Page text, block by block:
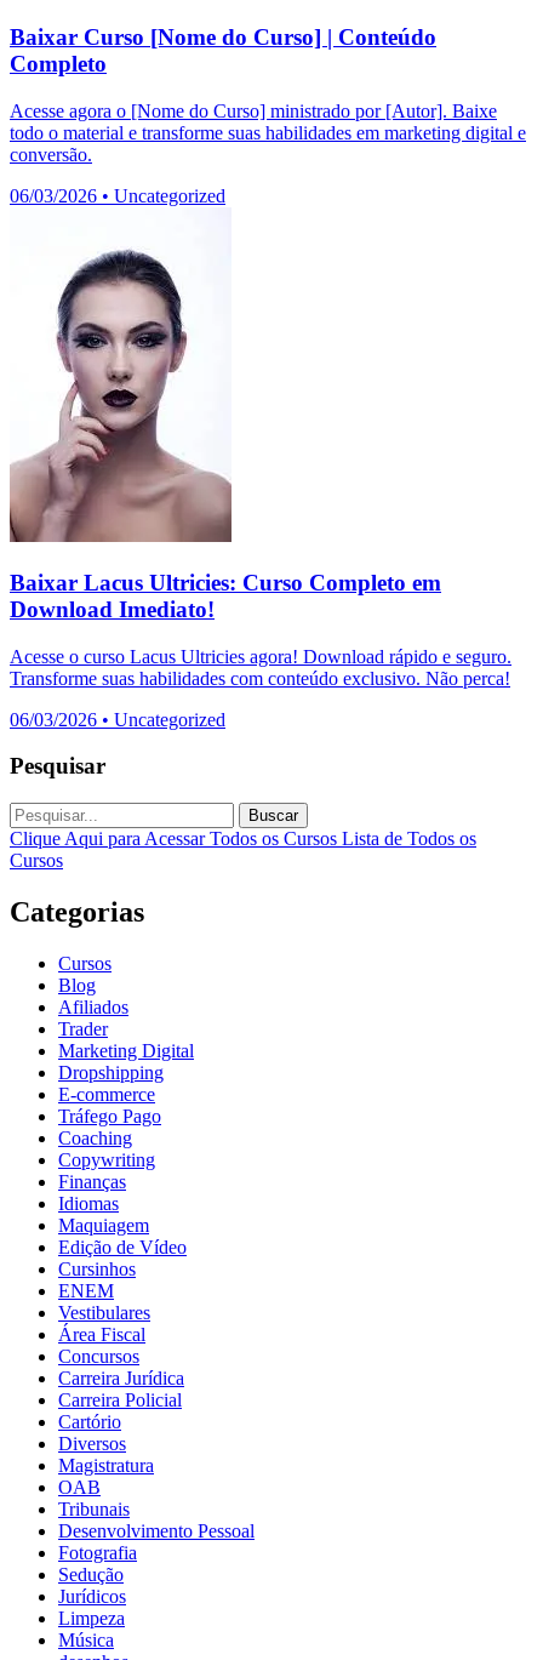
Baixar Curso [Nome do Curso] | Conteúdo
Completo
Acesse agora o [Nome do Curso] ministrado por [Autor]. Baixe
todo o material e transforme suas habilidades em marketing digital e
conversão.
06/03/2026 • Uncategorized
Baixar Lacus Ultricies: Curso Completo em
Download Imediato!
Acesse o curso Lacus Ultricies agora! Download rápido e seguro.
Transforme suas habilidades com conteúdo exclusivo. Não perca!
06/03/2026 • Uncategorized
Pesquisar
Buscar
Clique Aqui para Acessar Todos os Cursos Lista de Todos os
Cursos
Categorias
Cursos
Blog
Afiliados
Trader
Marketing Digital
Dropshipping
E-commerce
Tráfego Pago
Coaching
Copywriting
Finanças
Idiomas
Maquiagem
Edição de Vídeo
Cursinhos
ENEM
Vestibulares
Área Fiscal
Concursos
Carreira Jurídica
Carreira Policial
Cartório
Diversos
Magistratura
OAB
Tribunais
Desenvolvimento Pessoal
Fotografia
Sedução
Jurídicos
Limpeza
Música